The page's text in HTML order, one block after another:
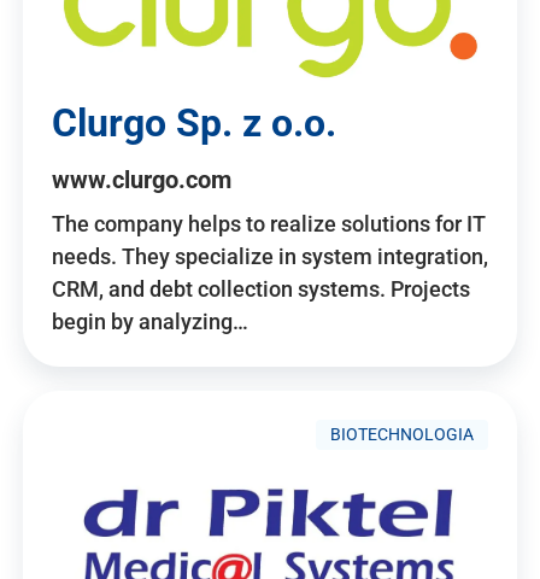
Clurgo Sp. z o.o.
www.clurgo.com
The company helps to realize solutions for IT
needs. They specialize in system integration,
CRM, and debt collection systems. Projects
begin by analyzing…
BIOTECHNOLOGIA